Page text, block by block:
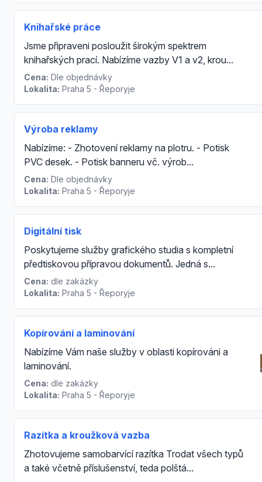
Knihařské práce
Jsme připraveni posloužit širokým spektrem
knihařských prací. Nabízíme vazby V1 a v2, krou...
Cena: Dle objednávky
Lokalita: Praha 5 - Řeporyje
Výroba reklamy
Nabízíme: - Zhotovení reklamy na plotru. - Potisk
PVC desek. - Potisk banneru vč. výrob...
Cena: Dle objednávky
Lokalita: Praha 5 - Řeporyje
Digitální tisk
Poskytujeme služby grafického studia s kompletní
předtiskovou přípravou dokumentů. Jedná s...
Cena: dle zakázky
Lokalita: Praha 5 - Řeporyje
Kopírování a laminování
Nabízíme Vám naše služby v oblasti kopírováni a
laminování.
Cena: dle zakázky
Lokalita: Praha 5 - Řeporyje
Razítka a kroužková vazba
Zhotovujeme samobarvící razítka Trodat všech typů
a také včetně příslušenství, teda polštá...